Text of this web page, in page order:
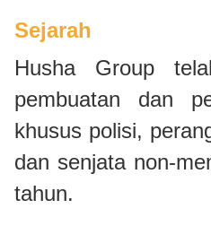
Sejarah
Husha Group
pembuatan dan
khusus polisi,
dan senjata non-
tahun.